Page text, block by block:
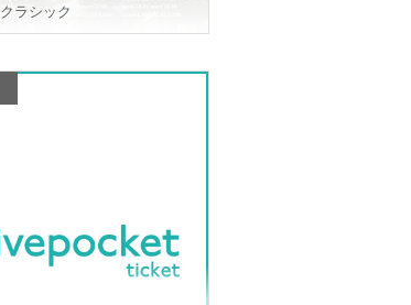
クラシック